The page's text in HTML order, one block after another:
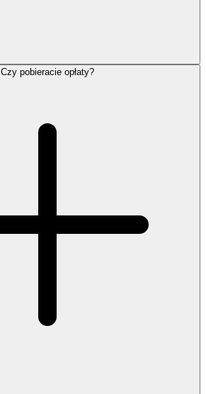
Czy pobieracie opłaty?